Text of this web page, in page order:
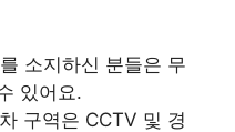
소지하신 분들은 무
있어요.
구역은 CCTV 및 경